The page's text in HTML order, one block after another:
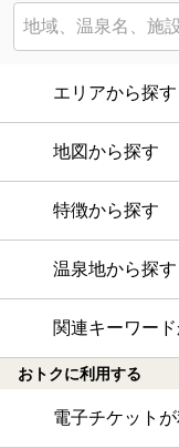
エリアから探す
地図から探す
特徴から探す
温泉地から探す
関連キーワー
おトクに利用する
電子チケット